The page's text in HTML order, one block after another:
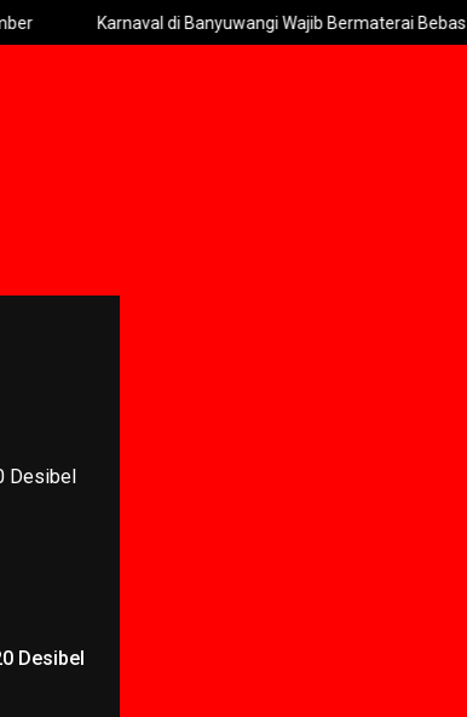
Karnaval di Banyuwangi Wajib Bermaterai Bebas Sampah
Desibel